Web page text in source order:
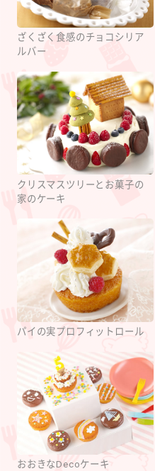
ざくざく食感のチョコシリア
ルバー
クリスマスツリーとお菓子の
家のケーキ
パイの実プロフィットロール
おおきなDecoケーキ